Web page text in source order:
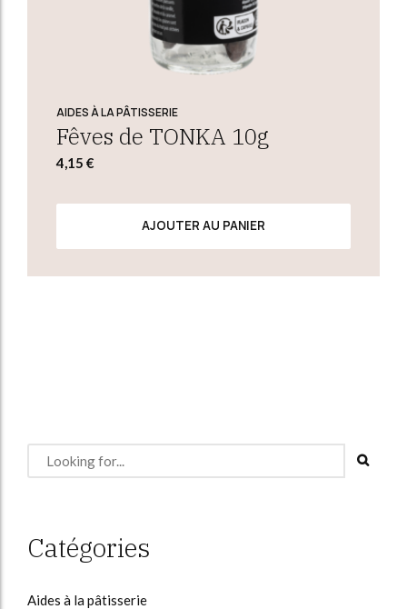
AIDES À LA PÂTISSERIE
Fêves de TONKA 10g
4,15 €
AJOUTER AU PANIER
Catégories
Aides à la pâtisserie